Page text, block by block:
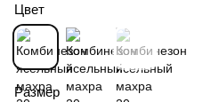
Цвет
Размер